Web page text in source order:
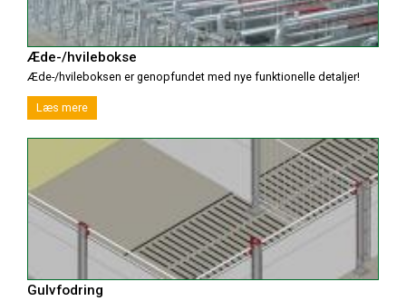
Æde-/hvilebokse
Æde-/hvileboksen er genopfundet med nye funktionelle detaljer!
Læs mere
Gulvfodring